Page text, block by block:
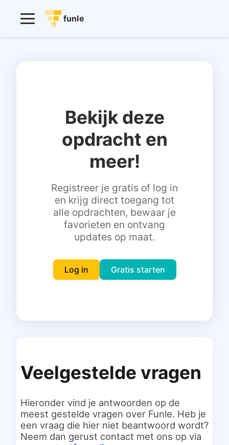
funle
Inloggen
Gratis starten
Bekijk deze
opdracht en
meer!
Registreer je gratis of log in
en krijg direct toegang tot
alle opdrachten, bewaar je
favorieten en ontvang
updates op maat.
Log in Gratis starten
Veelgestelde vragen
Hieronder vind je antwoorden op de
meest gestelde vragen over Funle. Heb je
een vraag die hier niet beantwoord wordt?
Neem dan gerust contact met ons op via